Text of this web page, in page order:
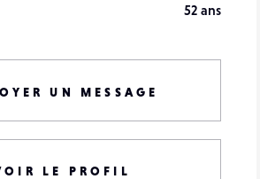
52 ans
UN MESSAGE
LE PROFIL